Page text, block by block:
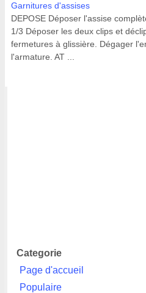
Garnitures d'assises
DEPOSE Déposer l'assise
1/3 Déposer les deux clips et
fermetures à glissière. Dégager
l'armature. AT ...
Categorie
Page d'accueil
Populaire